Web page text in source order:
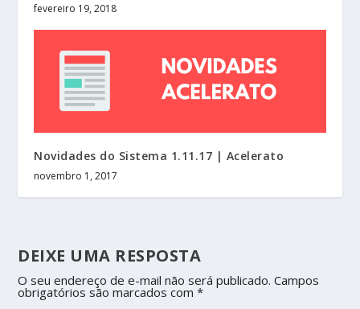
fevereiro 19, 2018
Novidades do Sistema 1.11.17 | Acelerato
novembro 1, 2017
DEIXE UMA RESPOSTA
O seu endereço de e-mail não será publicado. Campos
obrigatórios são marcados com*